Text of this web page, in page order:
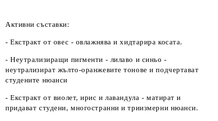
Активни съставки:
- Екстракт от овес - овлажнява и хидтарира косата.
- Неутрализиращи пигменти - лилаво и синьо -
неутрализират жълто-оранжевите тонове и подчертават
студените нюанси
- Екстракт от виолет, ирис и лавандула - матират и
придават студени, многостранни и триизмерни нюанси.